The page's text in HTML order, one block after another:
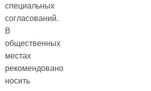
специальных
согласований.
В
общественных
местах
рекомендовано
носить